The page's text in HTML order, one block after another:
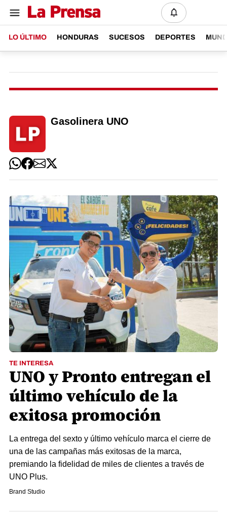
LO ÚLTIMO HONDURAS SUCESOS DEPORTES
Gasolinera UNO
TE INTERESA
UNO y Pronto entregan el
último vehículo de la
exitosa promoción
La entrega del sexto y último vehículo marca el cierre de
una de las campañas más exitosas de la marca,
premiando la fidelidad de miles de clientes a través de
UNO Plus.
Brand Studio